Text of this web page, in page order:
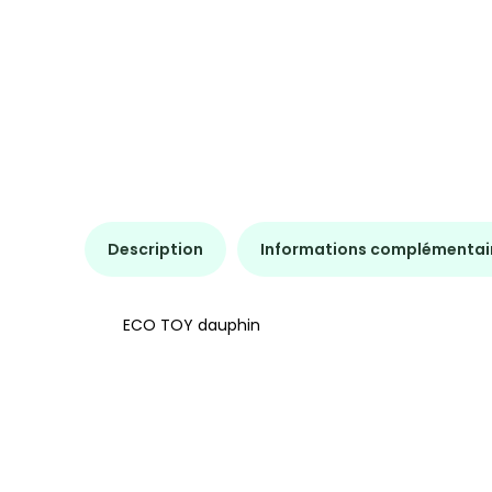
Description Informations
ECO TOY dauphin